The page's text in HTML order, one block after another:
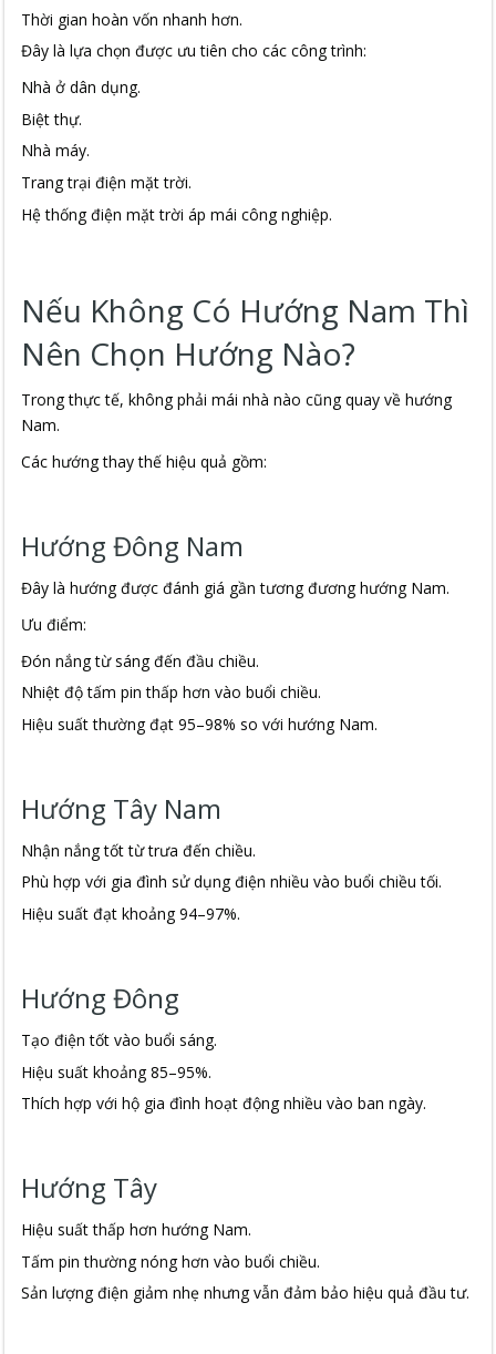
Thời gian hoàn vốn nhanh hơn.
Đây là lựa chọn được ưu tiên cho các công trình:
Nhà ở dân dụng.
Biệt thự.
Nhà máy.
Trang trại điện mặt trời.
Hệ thống điện mặt trời áp mái công nghiệp.
Nếu Không Có Hướng Nam Thì
Nên Chọn Hướng Nào?
Trong thực tế, không phải mái nhà nào cũng quay về hướng
Nam.
Các hướng thay thế hiệu quả gồm:
Hướng Đông Nam
Đây là hướng được đánh giá gần tương đương hướng Nam.
Ưu điểm:
Đón nắng từ sáng đến đầu chiều.
Nhiệt độ tấm pin thấp hơn vào buổi chiều.
Hiệu suất thường đạt 95–98% so với hướng Nam.
Hướng Tây Nam
Nhận nắng tốt từ trưa đến chiều.
Phù hợp với gia đình sử dụng điện nhiều vào buổi chiều tối.
Hiệu suất đạt khoảng 94–97%.
Hướng Đông
Tạo điện tốt vào buổi sáng.
Hiệu suất khoảng 85–95%.
Thích hợp với hộ gia đình hoạt động nhiều vào ban ngày.
Hướng Tây
Hiệu suất thấp hơn hướng Nam.
Tấm pin thường nóng hơn vào buổi chiều.
Sản lượng điện giảm nhẹ nhưng vẫn đảm bảo hiệu quả đầu tư.